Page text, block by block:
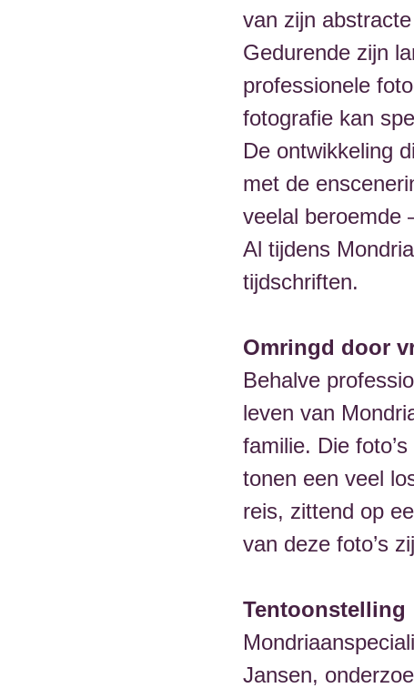
van zijn
Gedurende zijn
professionele
fotografie kan
De ontwikkeling
met de
veelal beroemde
Al tijdens
tijdschriften.
Omringd door
Behalve
leven van
familie. Die
tonen een veel
reis, zittend op
van deze foto’s
Tentoonstelling
Jansen,